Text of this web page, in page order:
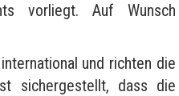
vorliegt. Auf Wunsch
und richten die
sichergestellt, dass die